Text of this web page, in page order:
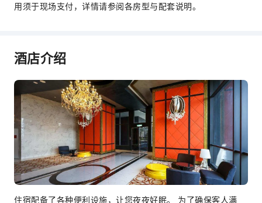
用须于现场支付，详情请参阅各房型与配套说明。
酒店介绍
住宿配备了各种便利设施，让您夜夜好眠。 为了确保客人满